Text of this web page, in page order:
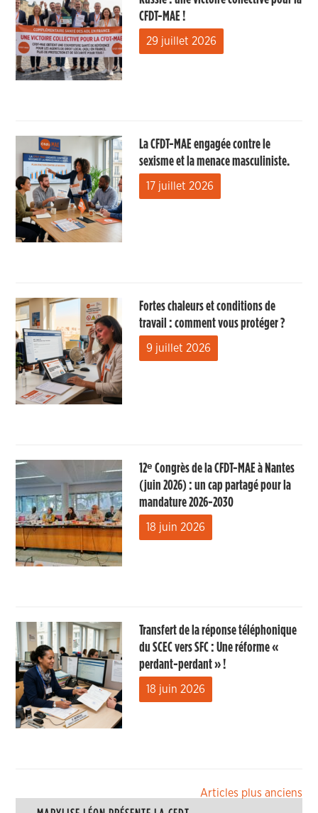
CFDT-MAE !
29 juillet 2026
La CFDT-MAE engagée contre le
sexisme et la menace masculiniste.
17 juillet 2026
Fortes chaleurs et conditions de
travail : comment vous protéger ?
9 juillet 2026
12ᵉ Congrès de la CFDT-MAE à Nantes
(juin 2026) : un cap partagé pour la
mandature 2026-2030
18 juin 2026
Transfert de la réponse téléphonique
du SCEC vers SFC : Une réforme «
perdant-perdant » !
18 juin 2026
Navigation
Articles plus anciens